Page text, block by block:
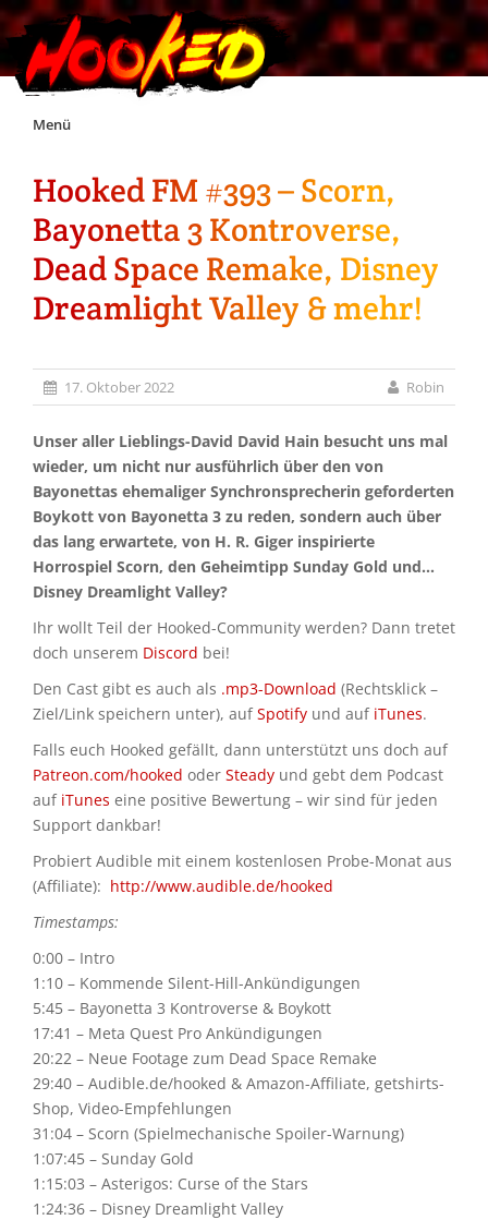
Skip
Menü
Unterstützt Hooked!
Exklusiv für Supporter*innen
Impressum
Jobs
Discord
Hooked FM #393 – Scorn,
Bayonetta 3 Kontroverse,
Dead Space Remake, Disney
Dreamlight Valley & mehr!
17. Oktober 2022 Robin
Unser aller Lieblings-David David Hain besucht uns mal
wieder, um nicht nur ausführlich über den von
Bayonettas ehemaliger Synchronsprecherin geforderten
Boykott von Bayonetta 3 zu reden, sondern auch über
das lang erwartete, von H. R. Giger inspirierte
Horrospiel Scorn, den Geheimtipp Sunday Gold und…
Disney Dreamlight Valley?
Ihr wollt Teil der Hooked-Community werden? Dann tretet
doch unserem Discord bei!
Den Cast gibt es auch als .mp3-Download (Rechtsklick –
Ziel/Link speichern unter), aufSpotify und auf iTunes.
Falls euch Hooked gefällt, dann unterstützt uns doch auf
Patreon.com/hooked oder Steady und gebt dem Podcast
auf iTunes eine positive Bewertung – wir sind für jeden
Support dankbar!
Probiert Audible mit einem kostenlosen Probe-Monat aus
(Affiliate): http://www.audible.de/hooked
Timestamps:
0:00 – Intro
1:10 – Kommende Silent-Hill-Ankündigungen
5:45 – Bayonetta 3 Kontroverse & Boykott
17:41 – Meta Quest Pro Ankündigungen
20:22 – Neue Footage zum Dead Space Remake
29:40 – Audible.de/hooked & Amazon-Affiliate, getshirts-
Shop, Video-Empfehlungen
31:04 – Scorn (Spielmechanische Spoiler-Warnung)
1:07:45 – Sunday Gold
1:15:03 – Asterigos: Curse of the Stars
1:24:36 – Disney Dreamlight Valley